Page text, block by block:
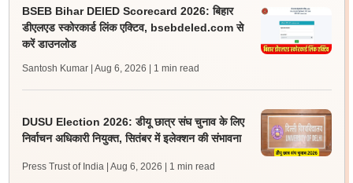
BSEB Bihar DElED Scorecard 2026: बिहार
डीएलएड स्कोरकार्ड लिंक एक्टिव, bsebdeled.com से
करें डाउनलोड
Santosh Kumar | Aug 6, 2026 | 1 min read
DUSU Election 2026: डीयू छात्र संघ चुनाव के लिए
निर्वाचन अधिकारी नियुक्त, सितंबर में इलेक्शन की संभावना
Press Trust of India | Aug 6, 2026 | 1 min read